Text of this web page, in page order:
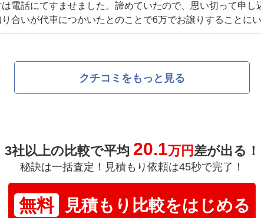
電話にてすませました。諦めていたので、思い切って申し
合いが代車につかいたとのことで6万でお譲りすることにい
クチコミをもっと見る
3社以上の比較で平均 20.1万円差が出る！
秘訣は一括査定！見積もり依頼は45秒で完了！
無料 見積もり比較をはじめる